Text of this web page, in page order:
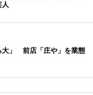
大」 前店「庄や」を業態